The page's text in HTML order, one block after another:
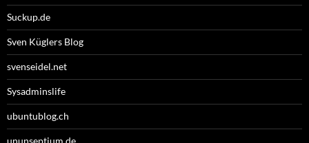
Suckup.de
Sven Küglers Blog
svenseidel.net
Sysadminslife
ubuntublog.ch
ununseptium.de